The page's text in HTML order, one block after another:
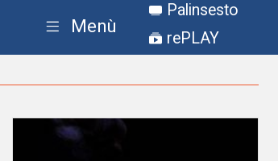
Menù
Palinsesto
rePLAY